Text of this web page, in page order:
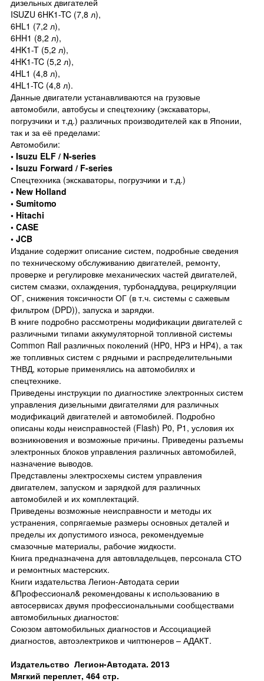
дизельных двигателей
ISUZU 6HK1-TC (7,8 л),
6HL1 (7,2 л),
6HH1 (8,2 л),
4HK1-T (5,2 л),
4HK1-TC (5,2 л),
4HL1 (4,8 л),
4HL1-TC (4,8 л).
Данные двигатели устанавливаются на грузовые
автомобили, автобусы и спецтехнику (экскаваторы,
погрузчики и т.д.) различных производителей как в Японии,
так и за её пределами:
Автомобили:
• Isuzu ELF / N-series
• Isuzu Forward / F-series
Спецтехника (экскаваторы, погрузчики и т.д.)
• New Holland
• Sumitomo
• Hitachi
• CASE
• JCB
Издание содержит описание систем, подробные сведения
по техническому обслуживанию двигателей, ремонту,
проверке и регулировке механических частей двигателей,
систем смазки, охлаждения, турбонаддува, рециркуляции
ОГ, снижения токсичности ОГ (в т.ч. системы с сажевым
фильтром (DPD)), запуска и зарядки.
В книге подробно рассмотрены модификации двигателей с
различными типами аккумуляторной топливной системы
Common Rail различных поколений (HP0, HP3 и HP4), а так
же топливных систем с рядными и распределительными
ТНВД, которые применялись на автомобилях и
спецтехнике.
Приведены инструкции по диагностике электронных систем
управления дизельными двигателями для различных
модификаций двигателей и автомобилей. Подробно
описаны коды неисправностей (Flash) P0, P1, условия их
возникновения и возможные причины. Приведены разъемы
электронных блоков управления различных автомобилей,
назначение выводов.
Представлены электросхемы систем управления
двигателем, запуском и зарядкой для различных
автомобилей и их комплектаций.
Приведены возможные неисправности и методы их
устранения, сопрягаемые размеры основных деталей и
пределы их допустимого износа, рекомендуемые
смазочные материалы, рабочие жидкости.
Книга предназначена для автовладельцев, персонала СТО
и ремонтных мастерских.
Книги издательства Легион-Автодата серии
&Профессионал& рекомендованы к использованию в
автосервисах двумя профессиональными сообществами
автомобильных диагностов:
Союзом автомобильных диагностов и Ассоциацией
диагностов, автоэлектриков и чиптюнеров – АДАКТ.
Издательство Легион-Автодата. 2013
Мягкий переплет, 464 стр.